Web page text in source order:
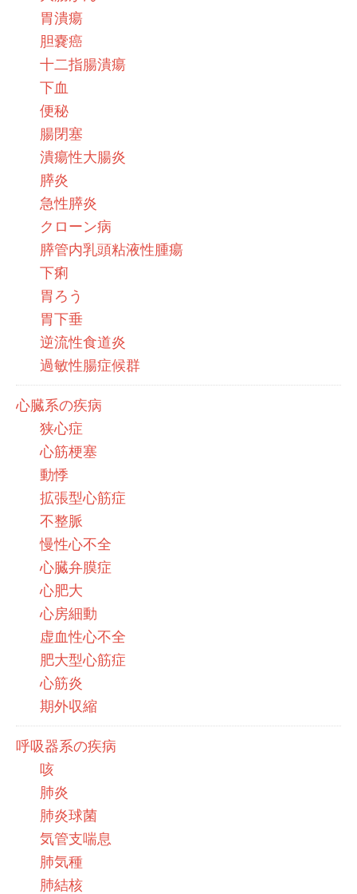
胃潰瘍
胆嚢癌
十二指腸潰瘍
下血
便秘
腸閉塞
潰瘍性大腸炎
膵炎
急性膵炎
クローン病
膵管内乳頭粘液性腫瘍
下痢
胃ろう
胃下垂
逆流性食道炎
過敏性腸症候群
心臓系の疾病
狭心症
心筋梗塞
動悸
拡張型心筋症
不整脈
慢性心不全
心臓弁膜症
心肥大
心房細動
虚血性心不全
肥大型心筋症
心筋炎
期外収縮
呼吸器系の疾病
咳
肺炎
肺炎球菌
気管支喘息
肺気種
肺結核